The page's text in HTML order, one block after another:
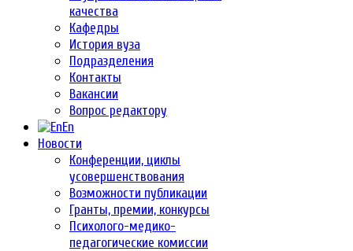
качества
Кафедры
История вуза
Подразделения
Контакты
Вакансии
Вопрос редактору
En
Новости
Конференции, циклы
усовершенствования
Возможности публикации
Гранты, премии, конкурсы
Психолого-медико-
педагогические комиссии